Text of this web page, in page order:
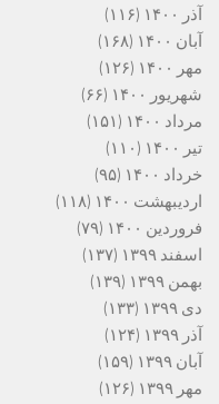
آذر ۱۴۰۰
(۱۱۶)
آبان ۱۴۰۰
(۱۶۸)
مهر ۱۴۰۰
(۱۲۶)
شهریور ۱۴۰۰
(۶۶)
مرداد ۱۴۰۰
(۱۵۱)
تیر ۱۴۰۰
(۱۱۰)
خرداد ۱۴۰۰
(۹۵)
اردیبهشت ۱۴۰۰
(۱۱۸)
فروردین ۱۴۰۰
(۷۹)
اسفند ۱۳۹۹
(۱۳۷)
بهمن ۱۳۹۹
(۱۳۹)
دی ۱۳۹۹
(۱۳۳)
آذر ۱۳۹۹
(۱۲۴)
آبان ۱۳۹۹
(۱۵۹)
مهر ۱۳۹۹
(۱۲۶)